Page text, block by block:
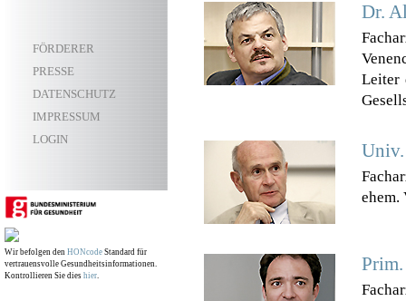
FÖRDERER
PRESSE
DATENSCHUTZ
IMPRESSUM
LOGIN
Wir befolgen den HONcode Standard für
vertrauensvolle Gesundheitsinformationen.
Kontrollieren Sie dies hier
Dr.
Leiter
ehem.